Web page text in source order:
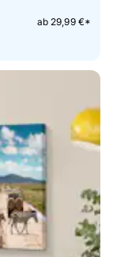
ab 29,99 €*